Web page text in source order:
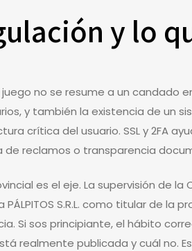
y lo
no se resume a un candado
y también la existencia de un
crítica del usuario. SSL y 2FA
reclamos o transparencia
es el eje. La supervisión de
S.R.L. como titular de
Si sos principiante, el hábito
realmente publicada y cuál no.